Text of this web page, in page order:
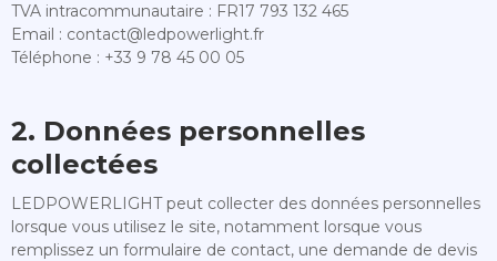
TVA intracommunautaire : FR17 793 132 465
Email : contact@ledpowerlight.fr
Téléphone : +33 9 78 45 00 05
2. Données personnelles
collectées
LEDPOWERLIGHT peut collecter des données personnelles
lorsque vous utilisez le site, notamment lorsque vous
remplissez un formulaire de contact, une demande de devis